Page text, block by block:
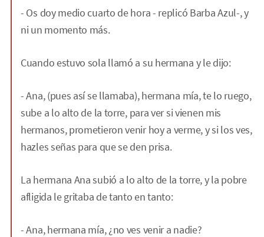
- Os doy medio cuarto de hora - replicó Barba Azul-, y
ni un momento más.
Cuando estuvo sola llamó a su hermana y le dijo:
- Ana, (pues así se llamaba), hermana mía, te lo ruego,
sube a lo alto de la torre, para ver si vienen mis
hermanos, prometieron venir hoy a verme, y si los ves,
hazles señas para que se den prisa.
La hermana Ana subió a lo alto de la torre, y la pobre
afligida le gritaba de tanto en tanto:
- Ana, hermana mía, ¿no ves venir a nadie?